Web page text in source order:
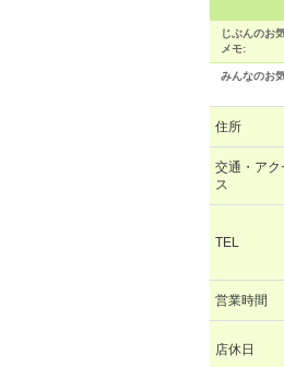
じぶんのお
メモ:
みんなのお
住所
交通・アク
ス
TEL
営業時間
店休日